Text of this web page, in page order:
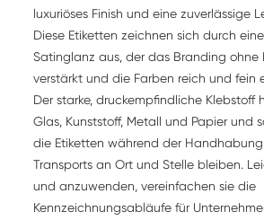
luxuriöses Finish und eine zuverlässige
Diese Etiketten zeichnen sich durch
Satinglanz aus, der das Branding ohne
verstärkt und die Farben reich und fein
Der starke, druckempfindliche Klebstoff
Glas, Kunststoff, Metall und Papier und
die Etiketten während der
Transports an Ort und Stelle bleiben.
und anzuwenden, vereinfachen sie die
Kennzeichnungsabläufe für